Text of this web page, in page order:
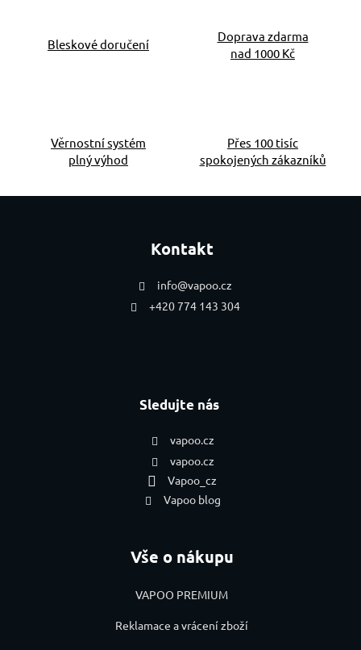
Bleskové doručení
Doprava zdarma
nad 1000 Kč
Věrnostní systém
plný výhod
Přes 100 tisíc
spokojených zákazníků
Kontakt
info@vapoo.cz
+420 774 143 304
Sledujte nás
vapoo.cz
vapoo.cz
Vapoo_cz
Vapoo blog
Vše o nákupu
VAPOO PREMIUM
Reklamace a vrácení zboží